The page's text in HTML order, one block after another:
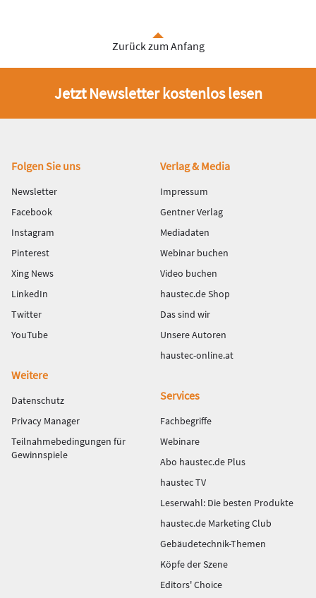
Zurück zum Anfang
Jetzt Newsletter kostenlos lesen
Fußbereich
Folgen Sie uns
Newsletter
Facebook
Instagram
Pinterest
Xing News
LinkedIn
Twitter
YouTube
Verlag & Media
Impressum
Gentner Verlag
Mediadaten
Webinar buchen
Video buchen
haustec.de Shop
Das sind wir
Unsere Autoren
haustec-online.at
Weitere
Datenschutz
Privacy Manager
Teilnahmebedingungen für
Gewinnspiele
Services
Fachbegriffe
Webinare
Abo haustec.de Plus
haustec TV
Leserwahl: Die besten Produkte
haustec.de Marketing Club
Gebäudetechnik-Themen
Köpfe der Szene
Editors' Choice